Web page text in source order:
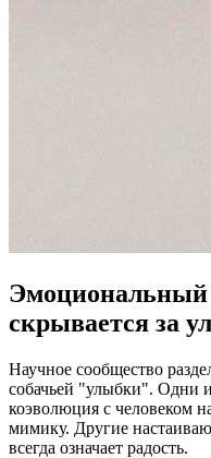
Эмоциональный
скрывается за
Научное сообщество
собачьей "улыбки". Одни
коэволюция с человеком
мимику. Другие
всегда означает радость.